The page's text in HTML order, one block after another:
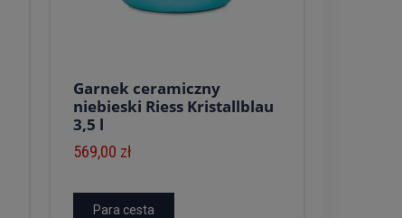
Garnek ceramiczny
niebieski Riess Kristallblau
3,5 l
569,00 zł
Para cesta